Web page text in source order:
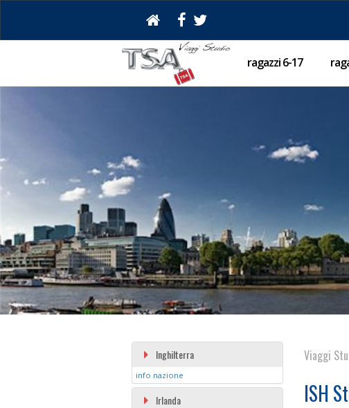
ragazzi 6-17
Inghilterra
info nazione
Irlanda
Viaggi
ISH